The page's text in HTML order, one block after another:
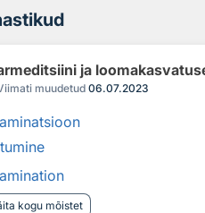
ja
muudetud 06.07.2023
kogu mõistet